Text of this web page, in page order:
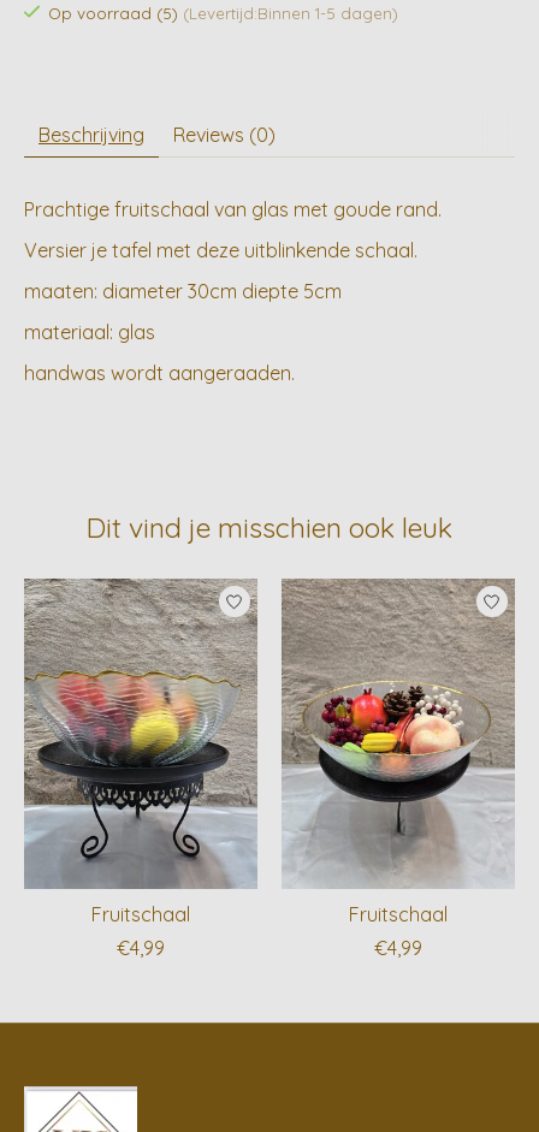
Op voorraad (5) (Levertijd:Binnen 1-5 dagen)
Beschrijving Reviews (0)
Prachtige fruitschaal van glas met goude rand.
Versier je tafel met deze uitblinkende schaal.
maaten: diameter 30cm diepte 5cm
materiaal: glas
handwas wordt aangeraaden.
Dit vind je misschien ook leuk
Items van productcarrousel
Fruitschaal
€4,99
Fruitschaal
€4,99